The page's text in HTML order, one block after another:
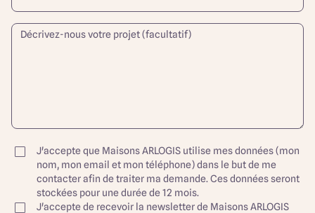
J'accepte que Maisons ARLOGIS utilise mes données (mon
nom, mon email et mon téléphone) dans le but de me
contacter afin de traiter ma demande. Ces données seront
stockées pour une durée de 12 mois.
J'accepte de recevoir la newsletter de Maisons ARLOGIS